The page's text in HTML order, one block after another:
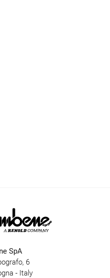
SpA
6
- Italy